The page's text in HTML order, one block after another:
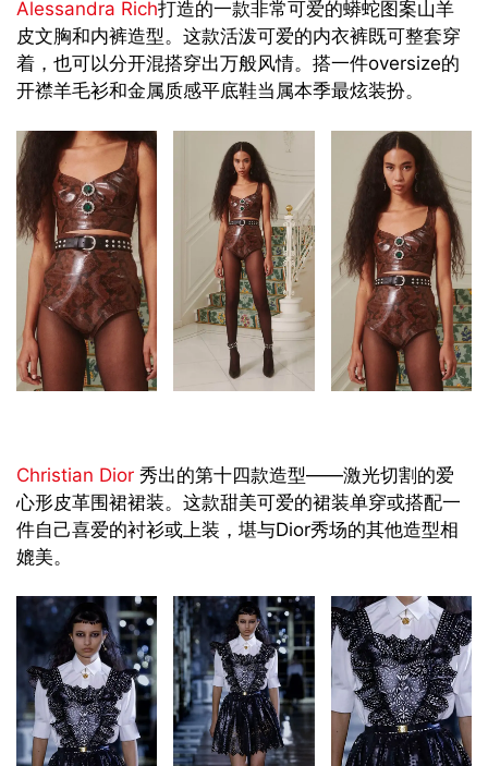
Alessandra Rich打造的一款非常可爱的蟒蛇图案山羊
皮文胸和内裤造型。这款活泼可爱的内衣裤既可整套穿
着，也可以分开混搭穿出万般风情。搭一件oversize的
开襟羊毛衫和金属质感平底鞋当属本季最炫装扮。
Christian Dior 秀出的第十四款造型——激光切割的爱
心形皮革围裙裙装。这款甜美可爱的裙装单穿或搭配一
件自己喜爱的衬衫或上装，堪与Dior秀场的其他造型相
媲美。